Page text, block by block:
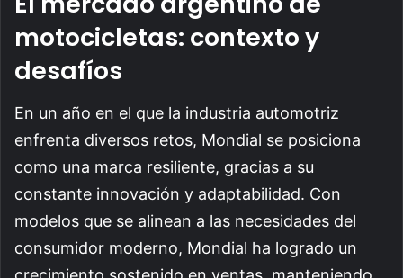
motocicletas: contexto y
desafíos
En un año en el que la industria automotriz
enfrenta diversos retos, Mondial se posiciona
como una marca resiliente, gracias a su
constante innovación y adaptabilidad. Con
modelos que se alinean a las necesidades del
consumidor moderno, Mondial ha logrado un